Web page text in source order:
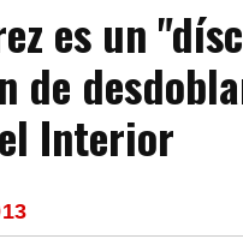
es un
de
Interior